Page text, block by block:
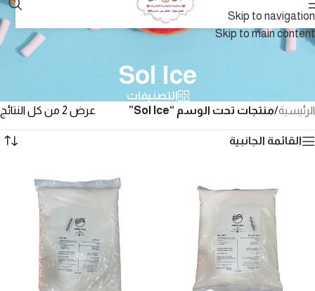
Skip to navigation
Skip to main content
Sol Ice
التصنيفات
الرئيسية/منتجات تحت الوسم “Sol Ice” عرض ⁦2⁩ من كل النتائج
القائمة الجانبية